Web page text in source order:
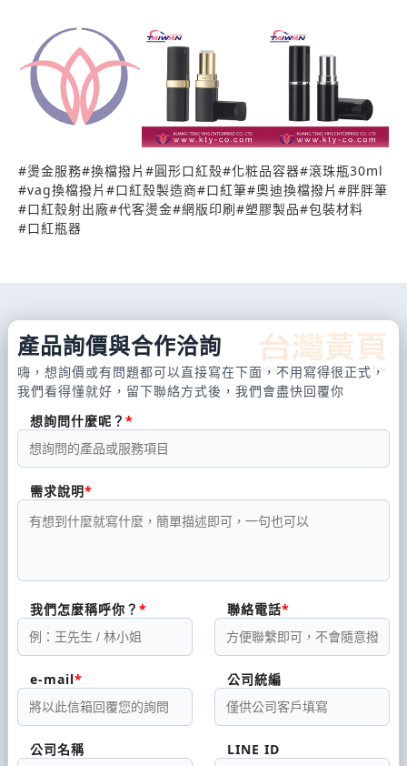
#燙金服務#換檔撥片 #圓形口紅殼#化粧品容器#滾珠瓶30ml
#vag換檔撥片 #口紅殼製造商#口紅筆#奧迪換檔撥片 #胖胖筆
#口紅殼射出廠#代客燙金#網版印刷#塑膠製品#包裝材料
#口紅瓶器
產品詢價與合作洽詢
嗨，想詢價或有問題都可以直接寫在下面，不用寫得很正式，
我們看得懂就好，留下聯絡方式後，我們會盡快回覆你
想詢問什麼呢？
需求說明
我們怎麼稱呼你？ 聯絡電話
e-mail 公司統編
公司名稱 LINE ID